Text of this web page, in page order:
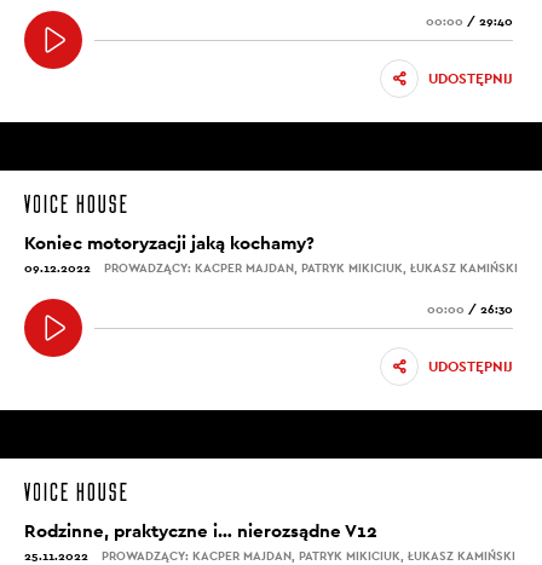
00:00 / 29:40
UDOSTĘPNIJ
Koniec motoryzacji jaką kochamy?
09.12.2022 PROWADZĄCY: KACPER MAJDAN, PATRYK MIKICIUK, ŁUKASZ KAMIŃSKI
00:00 / 26:30
UDOSTĘPNIJ
Rodzinne, praktyczne i… nierozsądne V12
25.11.2022 PROWADZĄCY: KACPER MAJDAN, PATRYK MIKICIUK, ŁUKASZ KAMIŃSKI